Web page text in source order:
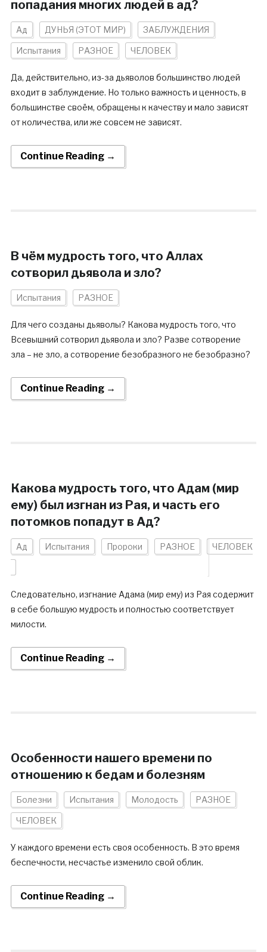
попадания многих людей в ад?
Ад ДУНЬЯ (ЭТОТ МИР) ЗАБЛУЖДЕНИЯ
Испытания РАЗНОЕ ЧЕЛОВЕК
Да, действительно, из-за дьяволов большинство людей
входит в заблуждение. Но только важность и ценность, в
большинстве своём, обращены к качеству и мало зависят
от количества, или же совсем не зависят.
Continue Reading →
В чём мудрость того, что Аллах
сотворил дьявола и зло?
Испытания РАЗНОЕ
Для чего созданы дьяволы? Какова мудрость того, что
Всевышний сотворил дьявола и зло? Разве сотворение
зла – не зло, а сотворение безобразного не безобразно?
Continue Reading →
Какова мудрость того, что Адам (мир
ему) был изгнан из Рая, и часть его
потомков попадут в Ад?
Ад Испытания Пророки РАЗНОЕ ЧЕЛОВЕК
Следовательно, изгнание Адама (мир ему) из Рая содержит
в себе большую мудрость и полностью соответствует
милости.
Continue Reading →
Особенности нашего времени по
отношению к бедам и болезням
Болезни Испытания Молодость РАЗНОЕ
ЧЕЛОВЕК
У каждого времени есть своя особенность. В это время
беспечности, несчастье изменило свой облик.
Continue Reading →